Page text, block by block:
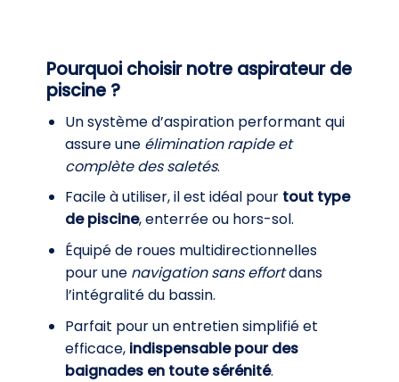
Pourquoi choisir notre aspirateur de
piscine ?
Un système d’aspiration performant qui
assure une élimination rapide et
complète des saletés.
Facile à utiliser, il est idéal pour tout type
de piscine, enterrée ou hors-sol.
Équipé de roues multidirectionnelles
pour une navigation sans effortdans
l’intégralité du bassin.
Parfait pour un entretien simplifié et
efficace, indispensable pour des
baignades en toute sérénité.